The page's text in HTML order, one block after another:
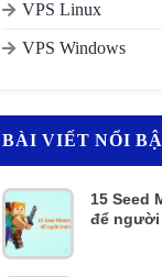
VPS Linux
VPS Windows
BÀI VIẾT NỔI
15 Seed
để người